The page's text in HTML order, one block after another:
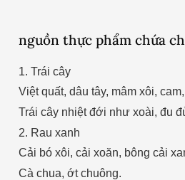
nguồn thực phẩm chứa
1. Trái cây
Việt quất, dâu tây, mâm xôi,
Trái cây nhiệt đới như xoài, đu
2. Rau xanh
Cải bó xôi, cải xoăn, bông cải
Cà chua, ớt chuông.